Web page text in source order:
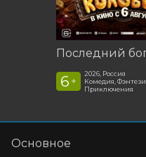
6 +
2026, Россия
Комедия, Фэнтези,
Приключения
Основное